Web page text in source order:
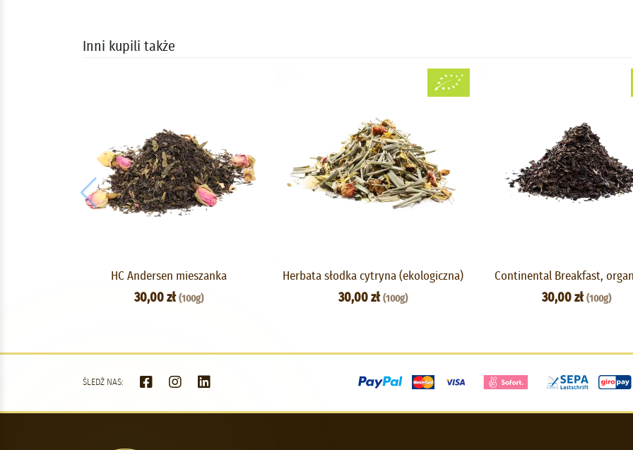
Inni kupili także
HC Andersen mieszanka
30,00 zł (100g)
Herbata słodka cytryna (ekologiczna)
30,00 zł (100g)
Continental Breakfast,
30,00 zł(100g)
ŚLEDŹ NAS: